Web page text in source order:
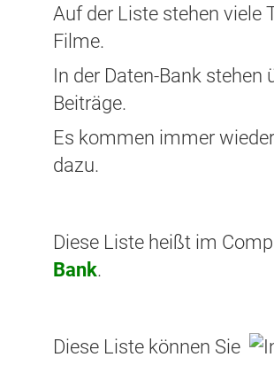
Auf der Liste stehen viele
Filme.
In der Daten-Bank stehen
Beiträge.
Es kommen immer
dazu.
Diese Liste heißt im
Bank.
Diese Liste können Sie